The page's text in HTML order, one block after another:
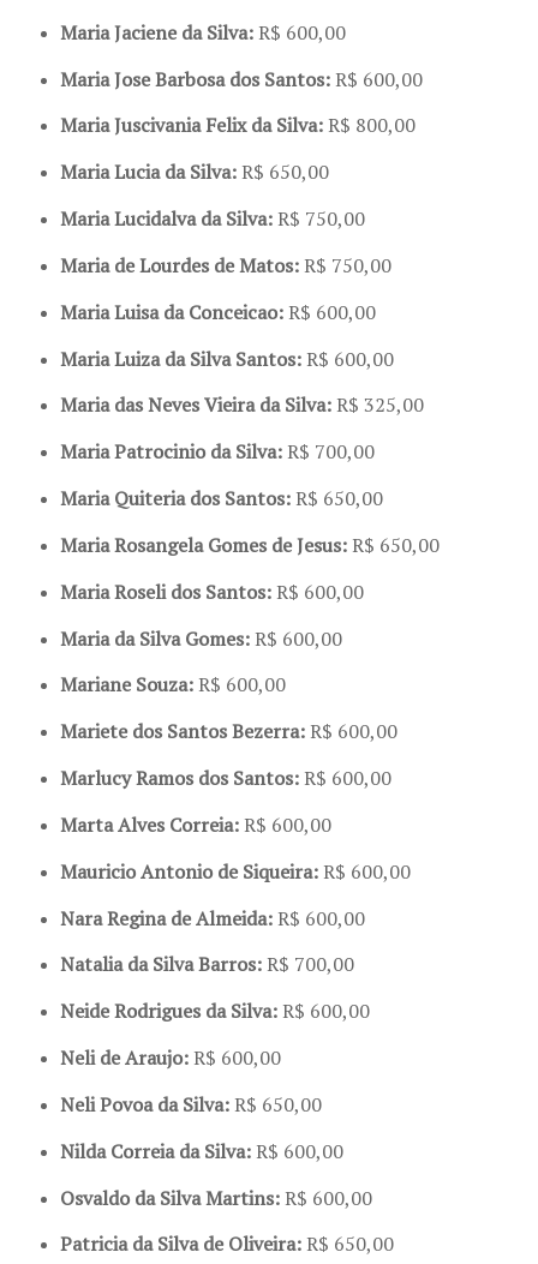
Maria Jaciene da Silva:R$ 600,00
Maria Jose Barbosa dos Santos:R$ 600,00
Maria Juscivania Felix da Silva:R$ 800,00
Maria Lucia da Silva:R$ 650,00
Maria Lucidalva da Silva:R$ 750,00
Maria de Lourdes de Matos:R$ 750,00
Maria Luisa da Conceicao:R$ 600,00
Maria Luiza da Silva Santos:R$ 600,00
Maria das Neves Vieira da Silva:R$ 325,00
Maria Patrocinio da Silva:R$ 700,00
Maria Quiteria dos Santos:R$ 650,00
Maria Rosangela Gomes de Jesus:R$ 650,00
Maria Roseli dos Santos:R$ 600,00
Maria da Silva Gomes:R$ 600,00
Mariane Souza:R$ 600,00
Mariete dos Santos Bezerra:R$ 600,00
Marlucy Ramos dos Santos:R$ 600,00
Marta Alves Correia:R$ 600,00
Mauricio Antonio de Siqueira:R$ 600,00
Nara Regina de Almeida:R$ 600,00
Natalia da Silva Barros:R$ 700,00
Neide Rodrigues da Silva:R$ 600,00
Neli de Araujo:R$ 600,00
Neli Povoa da Silva:R$ 650,00
Nilda Correia da Silva:R$ 600,00
Osvaldo da Silva Martins:R$ 600,00
Patricia da Silva de Oliveira:R$ 650,00